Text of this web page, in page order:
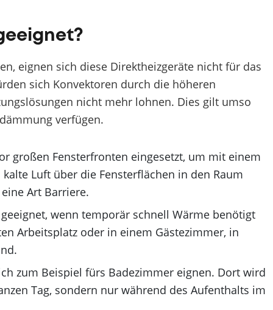
eignen sich diese Direktheizgeräte nicht für das
sich Konvektoren durch die höheren
nicht mehr lohnen. Dies gilt umso
verfügen.
großen Fensterfronten eingesetzt, um mit einem
Luft über die Fensterflächen in den Raum
Art Barriere.
wenn temporär schnell Wärme benötigt
Arbeitsplatz oder in einem Gästezimmer, in
zum Beispiel fürs Badezimmer eignen. Dort wird
Tag, sondern nur während des Aufenthalts im